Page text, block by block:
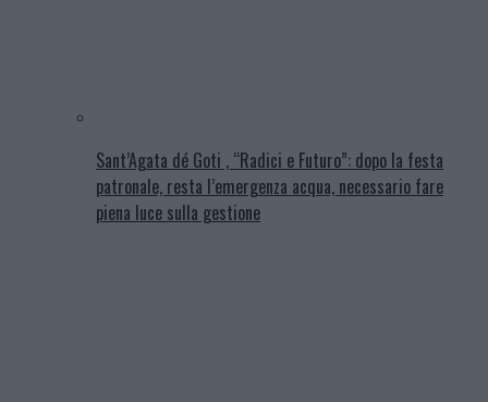
Sant’Agata dé Goti , “Radici e Futuro”: dopo la festa
patronale, resta l’emergenza acqua, necessario fare
piena luce sulla gestione